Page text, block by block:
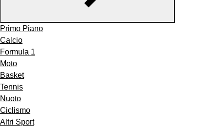
Primo Piano
Calcio
Formula 1
Moto
Basket
Tennis
Nuoto
Ciclismo
Altri Sport